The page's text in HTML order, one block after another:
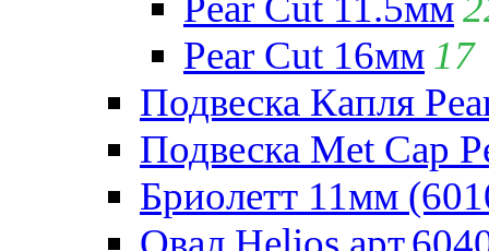
Pear Cut 16мм 17
Подвеска Капля
Подвеска Met Cap
Бриолетт 11мм